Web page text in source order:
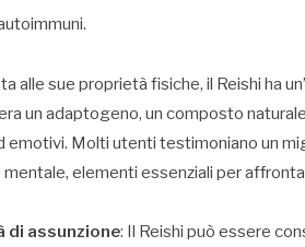
alle sue proprietà fisiche, il Reishi ha
un adaptogeno, un composto
emotivi. Molti utenti testimoniano un
mentale, elementi essenziali per
di assunzione: Il Reishi può essere